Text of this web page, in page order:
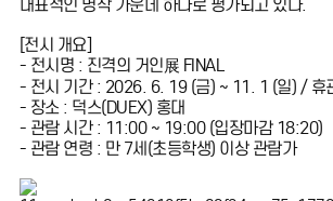
대표적인 명작 가운데 하나로 평가되고 있다.
[전시 개요]
- 전시명 : 진격의 거인展 FINAL
- 전시 기간 : 2026. 6. 19 (금) ~ 11. 1 (일) / 휴
- 장소 : 덕스(DUEX) 홍대
- 관람 시간 : 11:00 ~ 19:00 (입장마감 18:20)
- 관람 연령 : 만 7세(초등학생) 이상 관람가